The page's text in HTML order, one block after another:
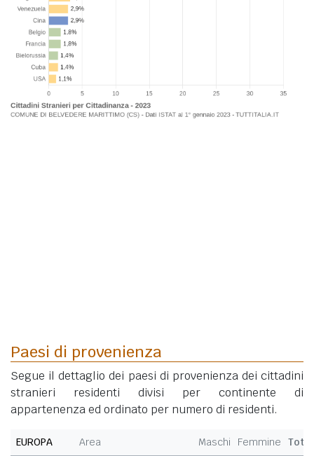
Paesi di provenienza
Segue il dettaglio dei paesi di provenienza dei cittadini
stranieri residenti divisi per continente di
appartenenza ed ordinato per numero di residenti.
EUROPA Area Maschi Femmine